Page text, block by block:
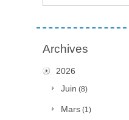
Archives
2026
Juin (8)
Mars (1)